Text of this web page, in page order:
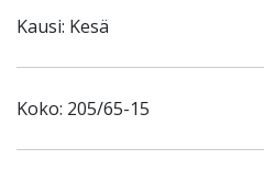
Kausi: Kesä
Koko: 205/65-15